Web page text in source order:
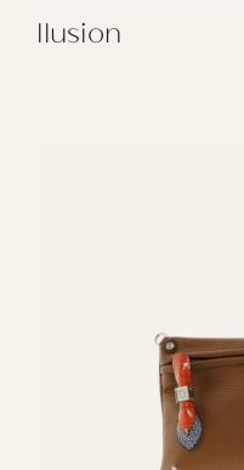
Ilusion